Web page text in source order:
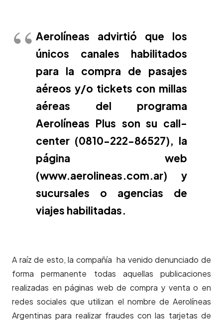
Aerolíneas advirtió que los
únicos canales habilitados
para la compra de pasajes
aéreos y/o tickets con millas
aéreas del programa
Aerolíneas Plus son su call-
center (0810-222-86527), la
página web
(www.aerolineas.com.ar) y
sucursales o agencias de
viajes habilitadas.
A raíz de esto, la compañía ha venido denunciado de
forma permanente todas aquellas publicaciones
realizadas en páginas web de compra y venta o en
redes sociales que utilizan el nombre de Aerolíneas
Argentinas para realizar fraudes con las tarjetas de